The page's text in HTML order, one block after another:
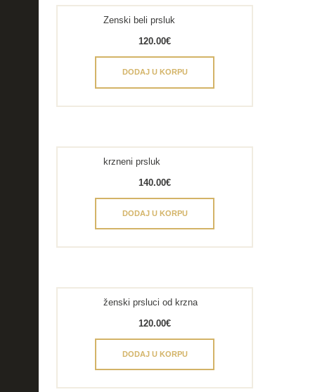
Zenski beli prsluk
120.00€
DODAJ U KORPU
krzneni prsluk
140.00€
DODAJ U KORPU
ženski prsluci od krzna
120.00€
DODAJ U KORPU